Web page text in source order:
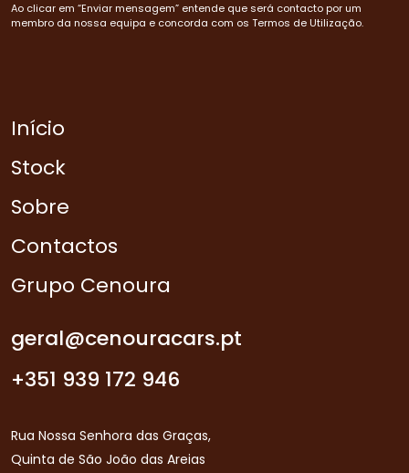
Ao clicar em “Enviar mensagem” entende que será contacto por um
membro da nossa equipa e concorda com os Termos de Utilização.
Início
Stock
Sobre
Contactos
Grupo Cenoura
geral@cenouracars.pt
+351 939 172 946
Rua Nossa Senhora das Graças,
Quinta de São João das Areias